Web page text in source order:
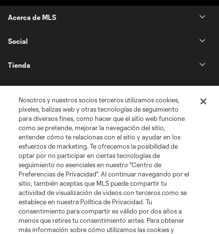
Acerca de MLS
Social
Tienda
Club Sites
Términos de servicio Política de privacidad
No vender mi información
Cookies Settings
©2026 MLS. El nombre y escudo de la Major League Soccer y MLS son
marcas registradas de League Soccer, L.L.C. (“MLS”). Los nombres y logos
de los equipos de la MLS están registrados y son marcas bajo ley común
de la MLS o son usadas con el permiso de sus propietarios. Uso
desautorizado está prohibido.
Nosotros y nuestros socios terceros utilizamos cookies,
píxeles, balizas web y otras tecnologías de seguimiento
para diversos fines, como hacer que el sitio web funcione
como se pretende, mejorar la navegación del sitio,
entender cómo te relacionas con el sitio y ayudar en los
esfuerzos de marketing. Te ofrecemos la posibilidad de
optar por no participar en ciertas tecnologías de
seguimiento no esenciales en nuestro "Centro de
Preferencias de Privacidad". Al continuar navegando por el
sitio, también aceptas que MLS puede compartir tu
actividad de visualización de videos con terceros como se
establece en nuestra Política de Privacidad. Tu
consentimiento para compartir es válido por dos años a
menos que retires tu consentimiento antes. Para obtener
más información sobre cómo utilizamos las cookies y